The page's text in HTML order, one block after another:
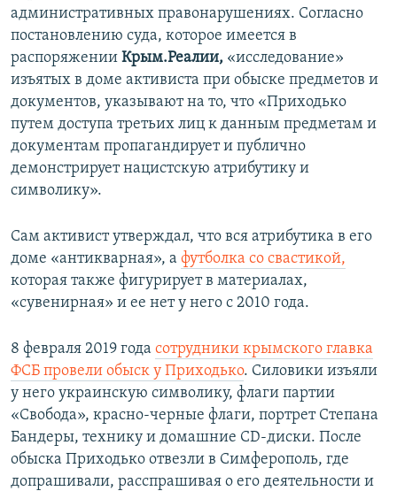
административных правонарушениях. Согласно
постановлению суда, которое имеется в
распоряжении Крым.Реалии, «исследование»
изъятых в доме активиста при обыске предметов и
документов, указывают на то, что «Приходько
путем доступа третьих лиц к данным предметам и
документам пропагандирует и публично
демонстрирует нацистскую атрибутику и
символику».
Сам активист утверждал, что вся атрибутика в его
доме «антикварная», а футболка со свастикой,
которая также фигурирует в материалах,
«сувенирная» и ее нет у него с 2010 года.
8 февраля 2019 года сотрудники крымского главка
ФСБ провели обыск у Приходько. Силовики изъяли
у него украинскую символику, флаги партии
«Свобода», красно-черные флаги, портрет Степана
Бандеры, технику и домашние CD-диски. После
обыска Приходько отвезли в Симферополь, где
допрашивали, расспрашивая о его деятельности и